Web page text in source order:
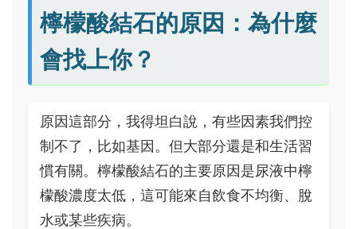
檸檬酸結石的原因：為什麼
會找上你？
原因這部分，我得坦白說，有些因素我們控
制不了，比如基因。但大部分還是和生活習
慣有關。檸檬酸結石的主要原因是尿液中檸
檬酸濃度太低，這可能來自飲食不均衡、脫
水或某些疾病。